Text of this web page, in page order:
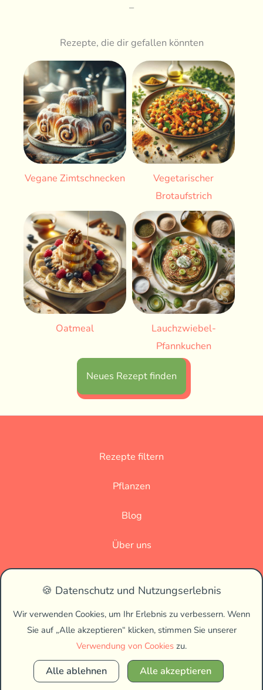
🍪 Datenschutz und Nutzungserlebnis
Wir verwenden Cookies, um Ihr Erlebnis zu verbessern. Wenn
Sie auf „Alle akzeptieren“ klicken, stimmen Sie unserer
Verwendung von Cookies zu.
Alle ablehnen Alle akzeptieren
–
Rezepte, die dir gefallen könnten
Vegane Zimtschnecken
Vegetarischer
Brotaufstrich
Oatmeal
Lauchzwiebel-
Pfannkuchen
Neues Rezept finden
Rezepte filtern
Pflanzen
Blog
Über uns
Copyright © 2026 Vegan Biss